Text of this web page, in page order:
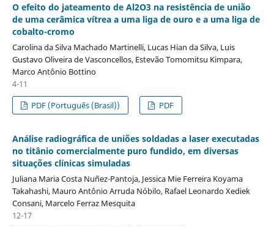
O efeito do jateamento de Al2O3 na resistência de união
de uma cerâmica vítrea a uma liga de ouro e a uma liga de
cobalto-cromo
Carolina da Silva Machado Martinelli, Lucas Hian da Silva, Luis
Gustavo Oliveira de Vasconcellos, Estevão Tomomitsu Kimpara,
Marco Antônio Bottino
4-11
PDF (Português (Brasil))
PDF
Análise radiográfica de uniões soldadas a laser executadas
no titânio comercialmente puro fundido, em diversas
situações clínicas simuladas
Juliana Maria Costa Nuñez-Pantoja, Jessica Mie Ferreira Koyama
Takahashi, Mauro Antônio Arruda Nóbilo, Rafael Leonardo Xediek
Consani, Marcelo Ferraz Mesquita
12-17